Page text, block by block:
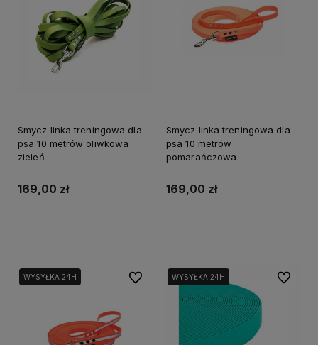
Smycz linka treningowa dla
psa 10 metrów oliwkowa
zieleń
169,00 zł
Smycz linka treningowa dla
psa 10 metrów
pomarańczowa
169,00 zł
WYSYŁKA 24H Do ulubionychWYSYŁKA 24H Do